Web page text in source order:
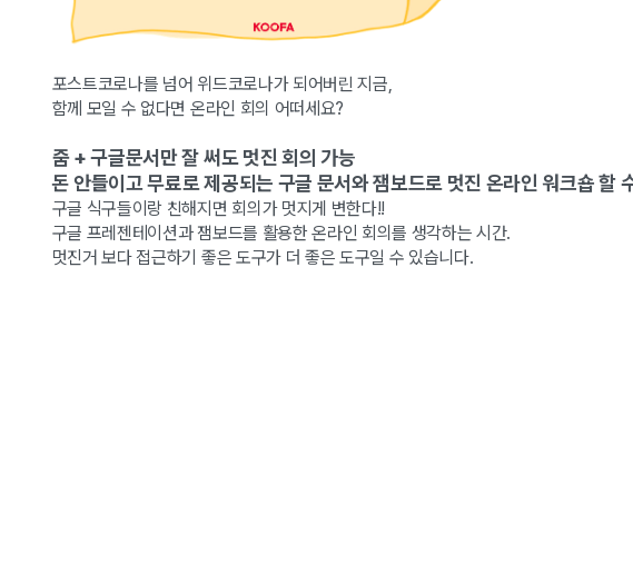
포스트코로나를 넘어 위드코로나가 되어버린 지금,
함께 모일 수 없다면 온라인 회의 어떠세요?
줌 + 구글문서만 잘 써도 멋진 회의 가능
돈 안들이고 무료로 제공되는 구글 문서와 잼보드로 멋진 온라인 워크숍 할
구글 식구들이랑 친해지면 회의가 멋지게 변한다!!
구글 프레젠테이션과 잼보드를 활용한 온라인 회의를 생각하는 시간.
멋진거 보다 접근하기 좋은 도구가 더 좋은 도구일 수 있습니다.